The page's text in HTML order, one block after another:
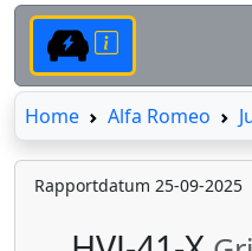
HomeHomeAlfa Romeo
Rapportdatum 25-09-2025